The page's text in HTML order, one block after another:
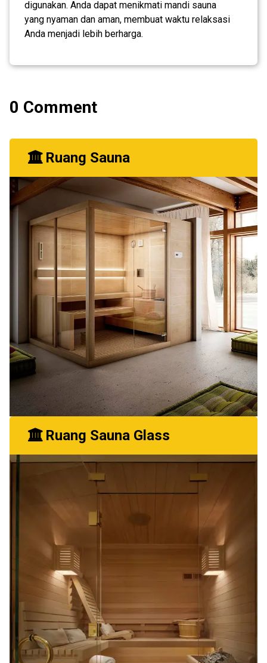
digunakan. Anda dapat menikmati mandi sauna
yang nyaman dan aman, membuat waktu relaksasi
Anda menjadi lebih berharga.
0 Comment
Ruang Sauna
Ruang Sauna Glass